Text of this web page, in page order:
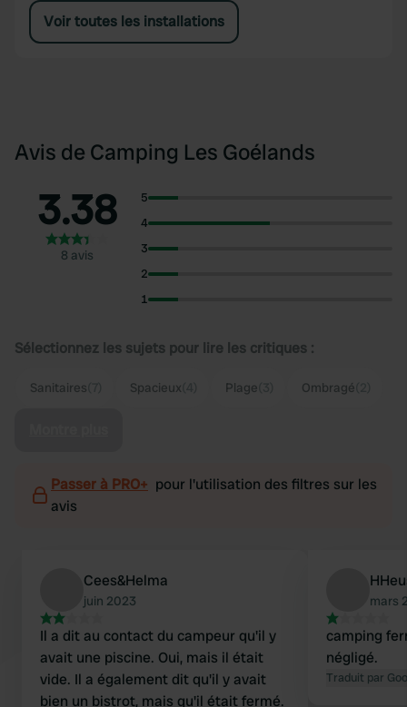
Voir toutes les installations
Avis de Camping Les Goélands
3.38
8 avis
5
4
3
2
1
Sélectionnez les sujets pour lire les critiques :
Sanitaires Spacieux Plage Ombragé
Passer à PRO+ pour l'utilisation des filtres sur les
avis
Cees&Helma
juin 2023
Il a dit au contact du campeur qu'il y
avait une piscine. Oui, mais il était
vide. Il a également dit qu'il y avait
bien un bistrot, mais qu'il était fermé.
mars
camping
négligé.
Traduit par